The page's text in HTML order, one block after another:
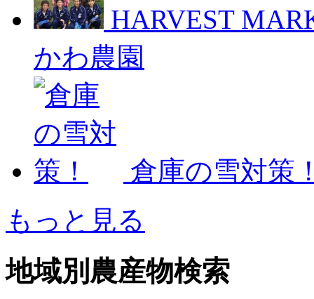
HARVEST
かわ農園
倉庫の雪対策
もっと見る
地域別農産物検索